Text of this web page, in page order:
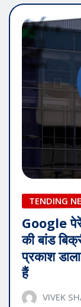
TENDING
Google
की बांड
प्रकाश
हैं
VIVEK